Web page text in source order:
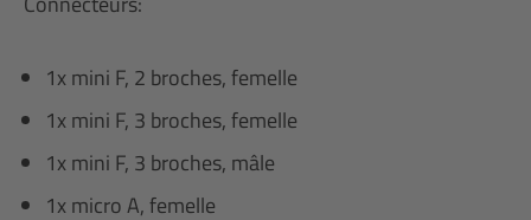
1x mini F, 2 broches, femelle
1x mini F, 3 broches, femelle
1x mini F, 3 broches, mâle
1x micro A, femelle